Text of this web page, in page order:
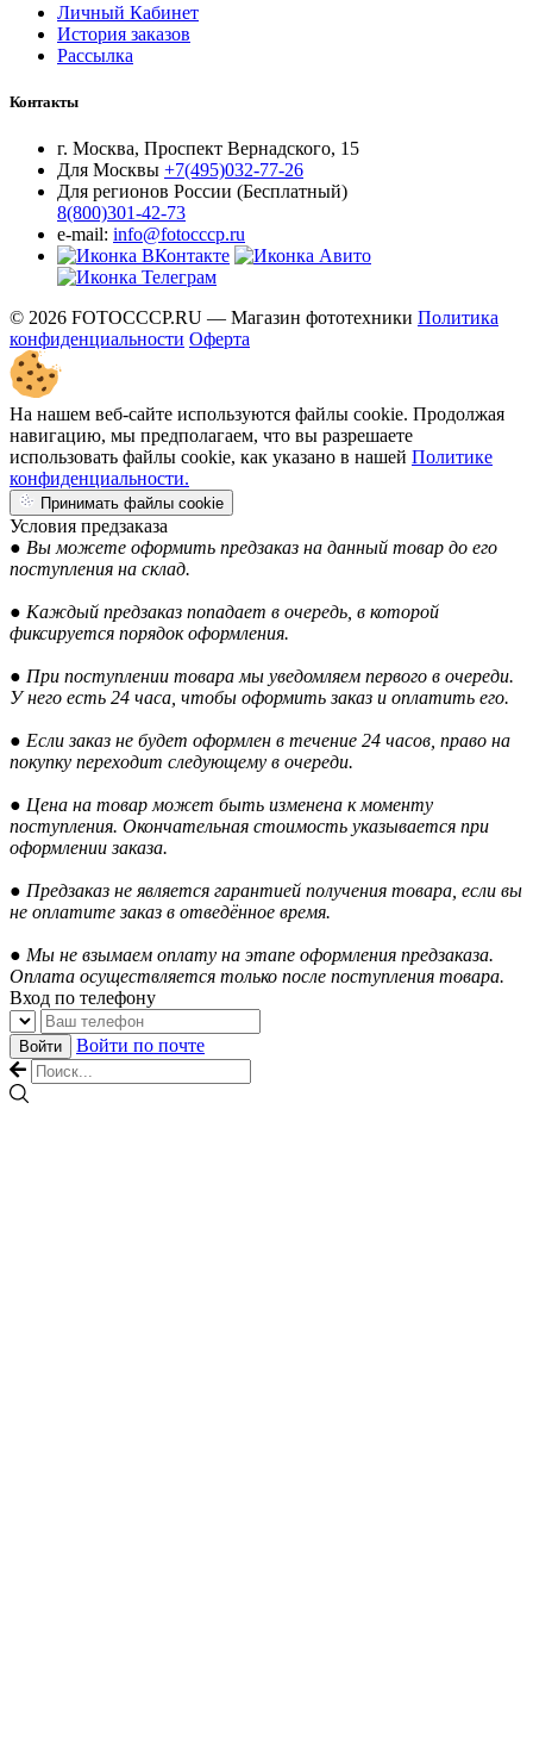
Личный Кабинет
История заказов
Рассылка
Контакты
г. Москва, Проспект Вернадского, 15
Для Москвы +7(495)032-77-26
Для регионов России (Бесплатный)
8(800)301-42-73
e-mail: info@fotocccp.ru
© 2026 FOTOCCCP.RU — Магазин фототехники Политика
конфиденциальности Оферта
На нашем веб-сайте используются файлы cookie. Продолжая
навигацию, мы предполагаем, что вы разрешаете
использовать файлы cookie, как указано в нашей Политике
конфиденциальности.
Принимать файлы cookie
Условия предзаказа
● Вы можете оформить предзаказ на данный товар до его
поступления на склад.
● Каждый предзаказ попадает в очередь, в которой
фиксируется порядок оформления.
● При поступлении товара мы уведомляем первого в очереди.
У него есть 24 часа, чтобы оформить заказ и оплатить его.
● Если заказ не будет оформлен в течение 24 часов, право на
покупку переходит следующему в очереди.
● Цена на товар может быть изменена к моменту
поступления. Окончательная стоимость указывается при
оформлении заказа.
● Предзаказ не является гарантией получения товара, если вы
не оплатите заказ в отведённое время.
● Мы не взымаем оплату на этапе оформления предзаказа.
Оплата осуществляется только после поступления товара.
Вход по телефону
Войти Войти по почте